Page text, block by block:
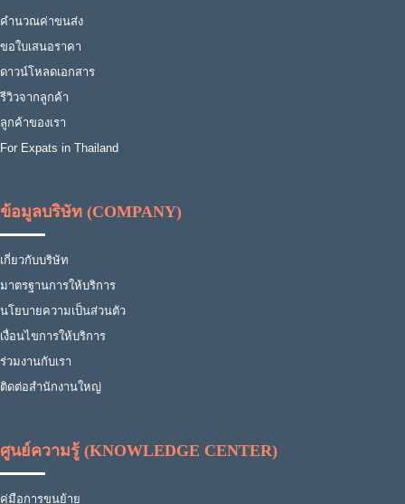
คำนวณค่าขนส่ง
ขอใบเสนอราคา
ดาวน์โหลดเอกสาร
รีวิวจากลูกค้า
ลูกค้าของเรา
For Expats in Thailand
ข้อมูลบริษัท (COMPANY)
เกี่ยวกับบริษัท
มาตรฐานการให้บริการ
นโยบายความเป็นส่วนตัว
เงื่อนไขการให้บริการ
ร่วมงานกับเรา
ติดต่อสำนักงานใหญ่
ศูนย์ความรู้ (KNOWLEDGE CENTER)
คู่มือการขนย้าย